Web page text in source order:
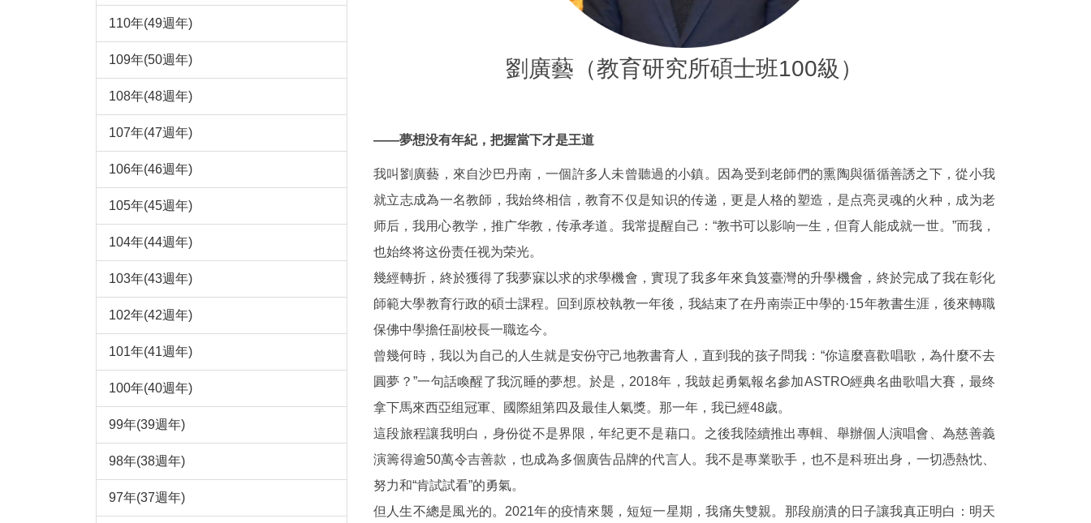
110年(49週年)
109年(50週年)
108年(48週年)
107年(47週年)
106年(46週年)
105年(45週年)
104年(44週年)
103年(43週年)
102年(42週年)
101年(41週年)
100年(40週年)
99年(39週年)
98年(38週年)
97年(37週年)
劉廣藝（教育研究所碩士班100級）
——夢想没有年紀，把握當下才是王道
我叫劉廣藝，來自沙巴丹南，一個許多人未曾聽過的小鎮。因為受到老師們的熏陶與循循善誘之下，從小我
就立志成為一名教師，我始终相信，教育不仅是知识的传递，更是人格的塑造，是点亮灵魂的火种，成为老
师后，我用心教学，推广华教，传承孝道。我常提醒自己：“教书可以影响一生，但育人能成就一世。”而我，
也始终将这份责任视为荣光。
幾經轉折，終於獲得了我夢寐以求的求學機會，實現了我多年來負笈臺灣的升學機會，終於完成了我在彰化
師範大學教育行政的碩士課程。回到原校執教一年後，我結束了在丹南崇正中學的·15年教書生涯，後來轉職
保佛中學擔任副校長一職迄今。
曾幾何時，我以为自己的人生就是安份守己地教書育人，直到我的孩子問我：“你這麼喜歡唱歌，為什麼不去
圓夢？”一句話喚醒了我沉睡的夢想。於是，2018年，我鼓起勇氣報名參加ASTRO經典名曲歌唱大賽，最终
拿下馬來西亞组冠軍、國際組第四及最佳人氣獎。那一年，我已經48歲。
這段旅程讓我明白，身份從不是界限，年纪更不是藉口。之後我陸續推出專輯、舉辦個人演唱會、為慈善義
演籌得逾50萬令吉善款，也成為多個廣告品牌的代言人。我不是專業歌手，也不是科班出身，一切憑熱忱、
努力和“肯試試看”的勇氣。
但人生不總是風光的。2021年的疫情來襲，短短一星期，我痛失雙親。那段崩潰的日子讓我真正明白：明天